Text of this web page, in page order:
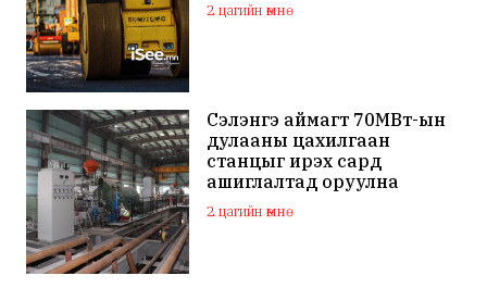
2 цагийн өмнө
Сэлэнгэ аймагт 70МВт-ын
дулааны цахилгаан
станцыг ирэх сард
ашиглалтад оруулна
2 цагийн өмнө